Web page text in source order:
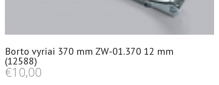
Borto vyriai 370 mm ZW-01.370 12 mm
(12588)
€10,00